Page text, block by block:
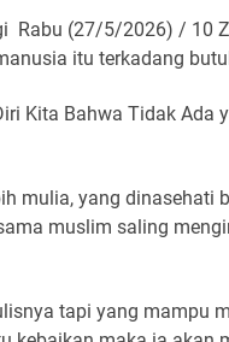
Rabu (27/5/2026) / 10
itu terkadang
Kita Bahwa Tidak Ada
mulia, yang dinasehati
muslim saling
tapi yang mampu